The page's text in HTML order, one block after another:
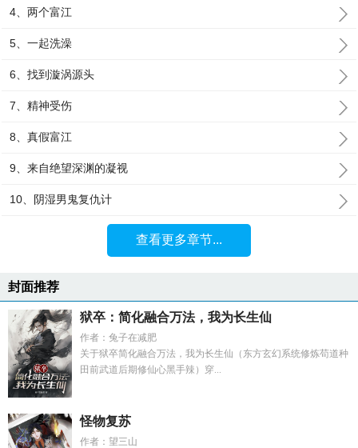
4、两个富江
5、一起洗澡
6、找到漩涡源头
7、精神受伤
8、真假富江
9、来自绝望深渊的凝视
10、阴湿男鬼复仇计
查看更多章节...
封面推荐
狱卒：简化融合万法，我为长生仙
作者：兔子在减肥
关于狱卒简化融合万法，我为长生仙（东方玄幻系统修炼苟道种
田前武道后期修仙心黑手辣）穿...
怪物复苏
作者：望三山